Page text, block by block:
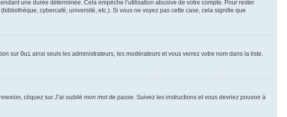
une durée déterminée. Cela empêche l’utilisation abusive de votre compte. Pour rester
cybercafé, université, etc.). Si vous ne voyez pas cette case, cela signifie que
sur Oui ainsi seuls les administrateurs, les modérateurs et vous verrez votre nom dans la liste.
cliquez sur J’ai oublié mon mot de passe. Suivez les instructions et vous devriez pouvoir à